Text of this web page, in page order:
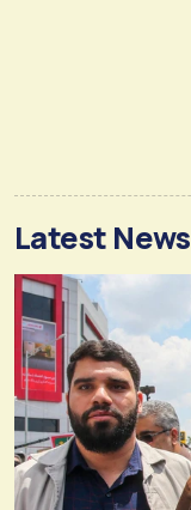
Latest News